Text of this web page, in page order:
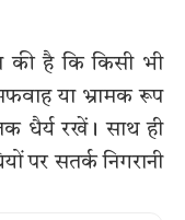
की है कि किसी भी
या भ्रामक रूप
धैर्य रखें। साथ ही
पर सतर्क निगरानी